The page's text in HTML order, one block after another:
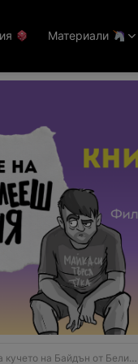
Материали
на Байдън от Белия дом, хапело гардовете му